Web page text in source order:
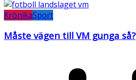
KrönikaSport
Måste vägen till VM gunga så?